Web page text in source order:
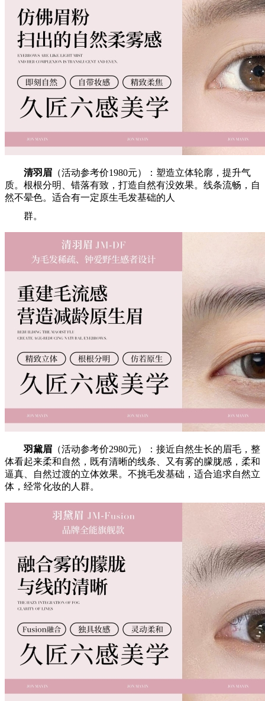
清羽眉 （活动参考价1980元）：塑造立体轮廓，提升气
质。根根分明、错落有致，打造自然有没效果。线条流畅，自
然不晕色。适合有一定原生毛发基础的人
群。
羽黛眉 （活动参考价2980元）：接近自然生长的眉毛，整
体看起来柔和自然，既有清晰的线条、又有雾的朦胧感，柔和
逼真、自然过渡的立体效果。不挑毛发基础，适合追求自然立
体，经常化妆的人群。